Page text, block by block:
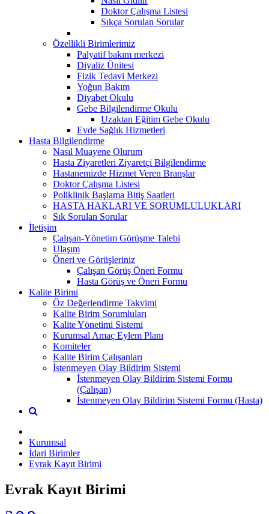
Doktor Çalışma Listesi
Sıkça Sorulan Sorular
Özellikli Birimlerimiz
Palyatif bakım merkezi
Diyaliz Ünitesi
Fizik Tedavi Merkezi
Yoğun Bakım
Diyabet Okulu
Gebe Bilgilendirme Okulu
Uzaktan Eğitim Gebe Okulu
Evde Sağlık Hizmetleri
Hasta Bilgilendirme
Nasıl Muayene Olurum
Hasta Ziyaretleri Ziyaretçi Bilgilendirme
Hastanemizde Hizmet Veren Branşlar
Doktor Çalışma Listesi
Poliklinik Başlama Bitiş Saatleri
HASTA HAKLARI VE SORUMLULUKLARI
Sık Sorulan Sorular
İletişim
Çalışan-Yönetim Görüşme Talebi
Ulaşım
Öneri ve Görüşleriniz
Çalışan Görüş Öneri Formu
Hasta Görüş ve Öneri Formu
Kalite Birimi
Öz Değerlendirme Takvimi
Kalite Birim Sorumluları
Kalite Yönetimi Sistemi
Kurumsal Amaç Eylem Planı
Komiteler
Kalite Birim Çalışanları
İstenmeyen Olay Bildirim Sistemi
İstenmeyen Olay Bildirim Sistemi Formu
(Çalışan)
İstenmeyen Olay Bildirim Sistemi Formu (Hasta)
Kurumsal
İdari Birimler
Evrak Kayıt Birimi
Evrak Kayıt Birimi